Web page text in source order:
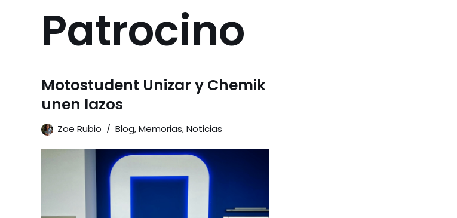
Patrocino
Motostudent Unizar y Chemik
unen lazos
Zoe Rubio Blog,Memorias,Noticias